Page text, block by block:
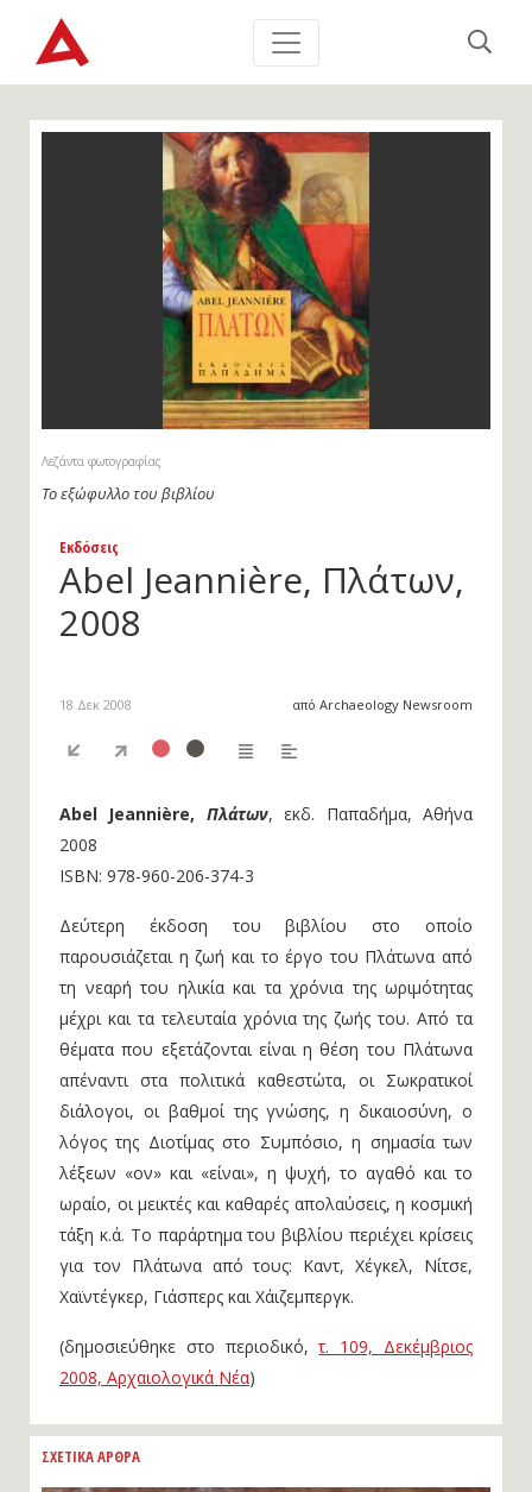
Λεζάντα φωτογραφίας
Το εξώφυλλο του βιβλίου
Εκδόσεις
Abel Jeannière, Πλάτων,
2008
18 Δεκ 2008 από Archaeology Newsroom
Abel Jeannière, Πλάτων, εκδ. Παπαδήμα, Αθήνα
2008
ISBN: 978-960-206-374-3
Δεύτερη έκδοση του βιβλίου στο οποίο
παρουσιάζεται η ζωή και το έργο του Πλάτωνα από
τη νεαρή του ηλικία και τα χρόνια της ωριμότητας
μέχρι και τα τελευταία χρόνια της ζωής του. Aπό τα
θέματα που εξετάζονται είναι η θέση του Πλάτωνα
απέναντι στα πολιτικά καθεστώτα, οι Σωκρατικοί
διάλογοι, οι βαθμοί της γνώσης, η δικαιοσύνη, ο
λόγος της Διοτίμας στο Συμπόσιο, η σημασία των
λέξεων «ον» και «είναι», η ψυχή, το αγαθό και το
ωραίο, οι μεικτές και καθαρές απολαύσεις, η κοσμική
τάξη κ.ά. Το παράρτημα του βιβλίου περιέχει κρίσεις
για τον Πλάτωνα από τους: Kαντ, Χέγκελ, Nίτσε,
Xαϊντέγκερ, Γιάσπερς και Xάιζεμπεργκ.
(δημοσιεύθηκε στο περιοδικό,τ. 109, Δεκέμβριος
2008, Αρχαιολογικά Νέα)
ΣΧΕΤΙΚΑ ΑΡΘΡΑ